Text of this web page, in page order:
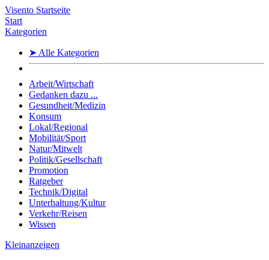
Visento Startseite
Start
Kategorien
➤ Alle Kategorien
Arbeit/Wirtschaft
Gedanken dazu ...
Gesundheit/Medizin
Konsum
Lokal/Regional
Mobilität/Sport
Natur/Mitwelt
Politik/Gesellschaft
Promotion
Ratgeber
Technik/Digital
Unterhaltung/Kultur
Verkehr/Reisen
Wissen
Kleinanzeigen